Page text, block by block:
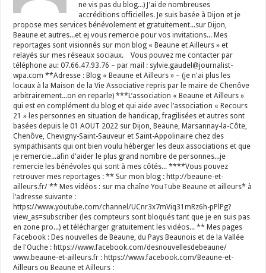
ne vis pas du blog...) J'ai de nombreuses
accréditions officielles. Je suis basée à Dijon et je
propose mes services bénévolement et gratuitement...sur Dijon,
Beaune et autres...et ej vous remercie pour vos invitations... Mes
reportages sont visionnés sur mon blog « Beaune et Ailleurs » et
relayés sur mes réseaux sociaux. Vous pouvez me contacter par
téléphone au: 07.66.47.93.76 – par mail : sylvie.gaudel@journalist-
wpa.com **Adresse : Blog « Beaune et Ailleurs » – (je n'ai plus les
locaux à la Maison de la Vie Associative repris par le maire de Chenôve
arbitrairement...on en reparle) ***L’association « Beaune et Ailleurs »
qui est en complément du blog et qui aide avec l’association « Recours
21 » les personnes en situation de handicap, fragilisées et autres sont
basées depuis le 01 AOUT 2022 sur Dijon, Beaune, Marsannay-la-Côte,
Chenôve, Chevigny-Saint-Sauveur et Saint-Appolinaire chez des
sympathisants qui ont bien voulu héberger les deux associations et que
je remercie...afin d'aider le plus grand nombre de personnes...je
remercie les bénévoles qui sont à mes côtés... ****Vous pouvez
retrouver mes reportages : ** Sur mon blog : http://beaune-et-
ailleurs.fr/ ** Mes vidéos : sur ma chaîne YouTube Beaune et ailleurs* à
l’adresse suivante :
https://www.youtube.com/channel/UCnr3x7mViq31mRz6h-pPlPg?
view_as=subscriber (les compteurs sont bloqués tant que je en suis pas
en zone pro...) et télécharger gratuitement les vidéos... ** Mes pages
Facebook : Des nouvelles de Beaune, du Pays Beaunois et de la Vallée
de l'Ouche : https://www.facebook.com/desnouvellesdebeaune/
www.beaune-et-ailleurs.fr : https://www.facebook.com/Beaune-et-
Ailleurs ou Beaune et Ailleurs :